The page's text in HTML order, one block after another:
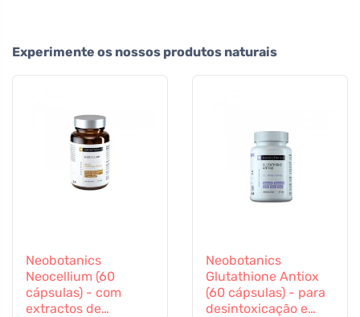
Experimente os nossos produtos naturais
Neobotanics
Neocellium (60
cápsulas) - com
extractos de
Neobotanics
Glutathione Antiox
(60 cápsulas) - para
desintoxicação e